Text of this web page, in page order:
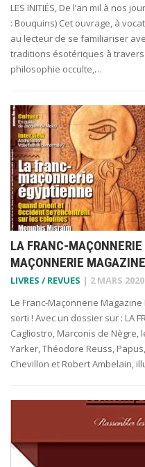
LES INITIÉS, De l’an mil à nos
: Bouquins) Cet ouvrage, à
au lecteur de se familiariser
traditions ésotériques à
philosophie occulte,…
LA FRANC-
MAÇONNERIE
LIVRES / REVUES | 2 MARS 2020
Le Franc-Maçonnerie Magazine
sorti ! Avec un dossier sur : LA
Cagliostro, Marconis de Nègre,
Yarker, Théodore Reuss,
Chevillon et Robert Ambelain,